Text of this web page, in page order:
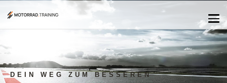
DEIN WEG ZUM BESSEREN